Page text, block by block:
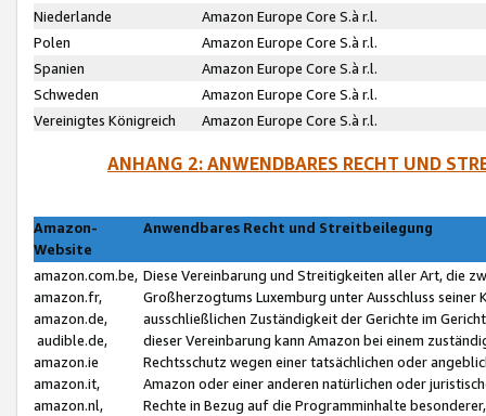
Niederlande
Amazon Europe Core S.à r.l.
Polen
Amazon Europe Core S.à r.l.
Spanien
Amazon Europe Core S.à r.l.
Schweden
Amazon Europe Core S.à r.l.
Vereinigtes Königreich
Amazon Europe Core S.à r.l.
ANHANG 2: ANWENDBARES RECHT UND
Amazon-
Website
Anwendbares Recht und Streitbeilegung
amazon.com.be,
amazon.fr,
amazon.de,
audible.de,
amazon.ie
amazon.it,
amazon.nl,
Diese Vereinbarung und Streitigkeiten aller Art, die
Großherzogtums Luxemburg unter Ausschluss
ausschließlichen Zuständigkeit der Gerichte im
dieser Vereinbarung kann Amazon bei einem
Rechtsschutz wegen einer tatsächlichen oder
Amazon oder einer anderen natürlichen oder
Rechte in Bezug auf die Programminhalte